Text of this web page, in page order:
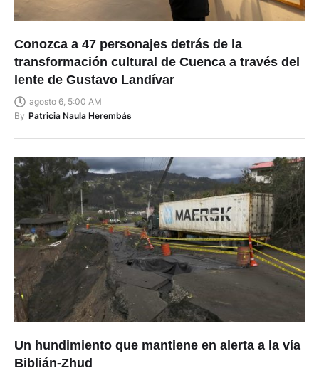
Conozca a 47 personajes detrás de la
transformación cultural de Cuenca a través del
lente de Gustavo Landívar
agosto 6, 5:00 AM
By Patricia Naula Herembás
Un hundimiento que mantiene en alerta a la vía
Biblián-Zhud